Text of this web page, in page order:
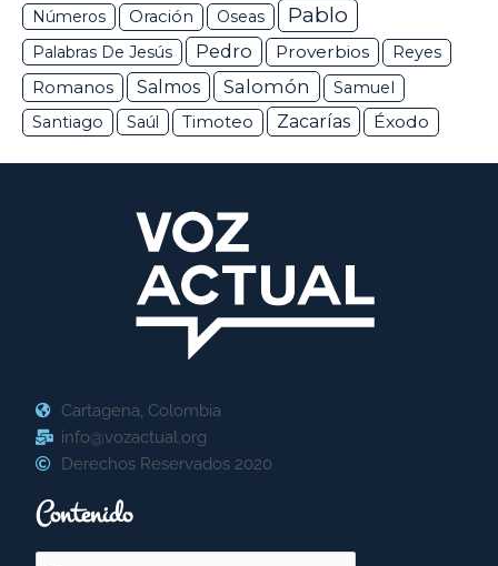
Números Oración Oseas Pablo
Palabras De Jesús Pedro Proverbios Reyes
Romanos Salmos Salomón
Samuel
Santiago
Saúl Timoteo Zacarías Éxodo
Cartagena, Colombia
info@vozactual.org
Derechos Reservados 2020
Contenido